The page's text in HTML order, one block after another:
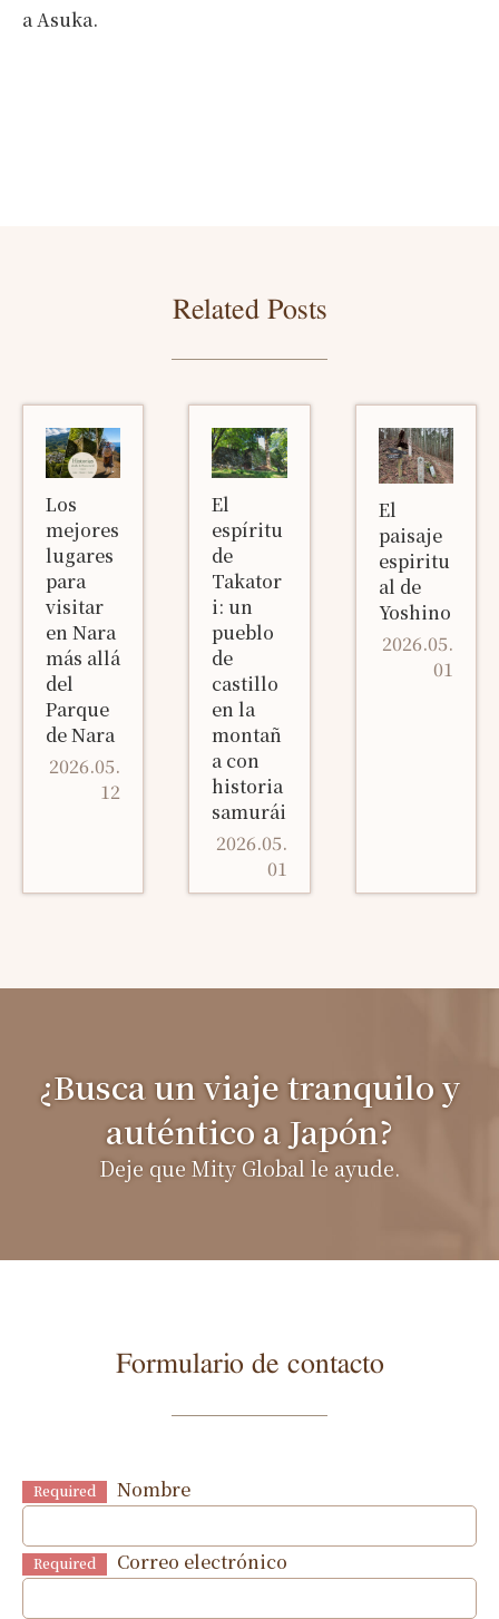
a Asuka.
Related Posts
Los
mejores
lugares
para
visitar
en Nara
más allá
del
Parque
de Nara
2026.05.
12
El
espíritu
de
Takator
i: un
pueblo
de
castillo
en la
montañ
a con
historia
samurái
2026.05.
01
El
paisaje
espiritu
al de
Yoshino
2026.05.
01
¿Busca un viaje tranquilo y
auténtico a Japón?
Deje que Mity Global le ayude.
Formulario de contacto
Required Nombre
Required Correo electrónico